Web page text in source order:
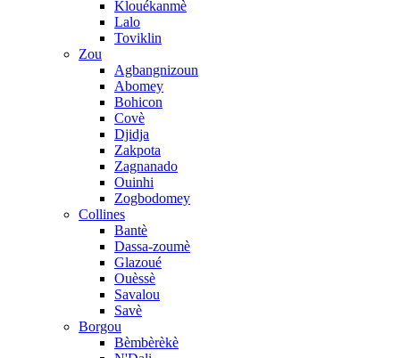
Klouékanmè
Lalo
Toviklin
Zou
Agbangnizoun
Abomey
Bohicon
Covè
Djidja
Zakpota
Zagnanado
Ouinhi
Zogbodomey
Collines
Bantè
Dassa-zoumè
Glazoué
Ouèssè
Savalou
Savè
Borgou
Bèmbèrèkè